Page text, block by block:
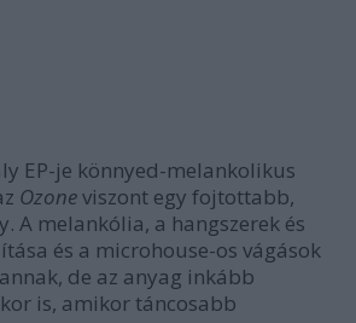
EP-je könnyed-melankolikus
Ozoneviszont egy fojtottabb,
A melankólia, a hangszerek és
és a microhouse-os vágások
de az anyag inkább
is, amikor táncosabb